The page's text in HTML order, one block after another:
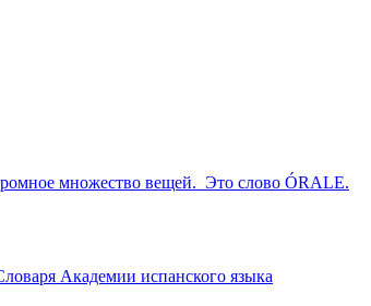
множество вещей. Это слово ÓRALE.
Академии испанского языка